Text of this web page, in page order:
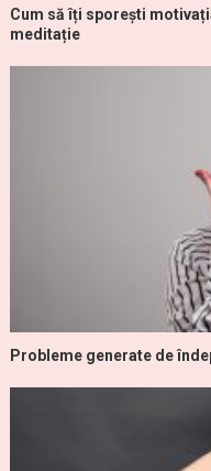
Cum să îți sporești
meditație
Probleme generate de